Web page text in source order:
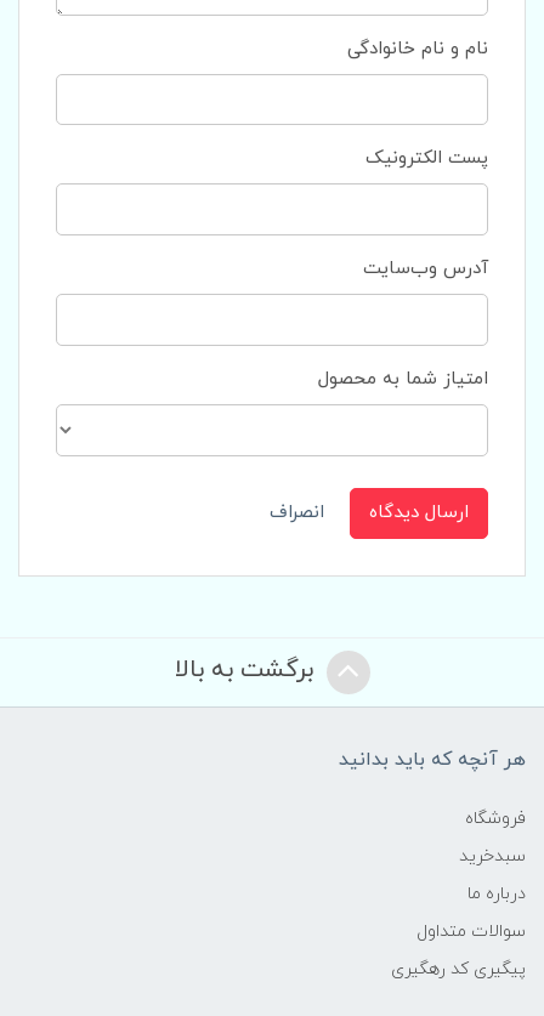
نام و نام خانوادگی
پست الکترونیک
آدرس وب‌سایت
امتیاز شما به محصول
ارسال دیدگاه انصراف
برگشت به بالا
هر آنچه که باید بدانید
فروشگاه
سبدخرید
درباره ما
سوالات متداول
پیگیری کد رهگیری